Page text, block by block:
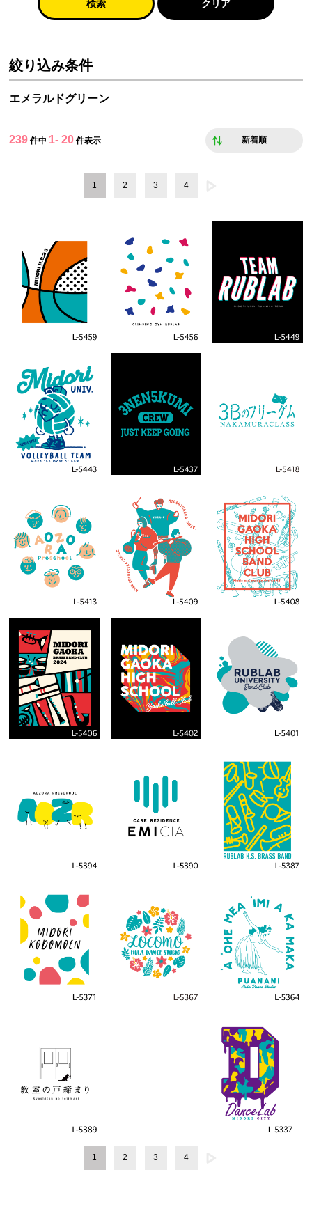
検索 クリア
絞り込み条件
エメラルドグリーン
239 件中 1- 20 件表示 新着順
1 2 3 4
1 2 3 4